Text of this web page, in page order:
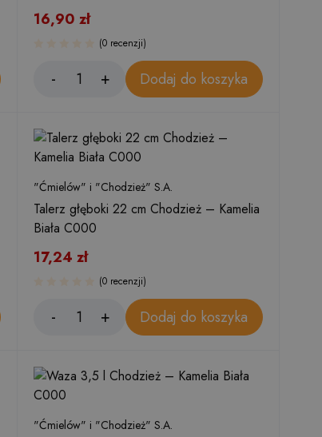
16,90 zł
(0 recenzji)
Dodaj do koszyka
"Ćmielów" i "Chodzież" S.A.
Talerz głęboki 22 cm Chodzież – Kamelia
Biała C000
17,24 zł
(0 recenzji)
Dodaj do koszyka
"Ćmielów" i "Chodzież" S.A.